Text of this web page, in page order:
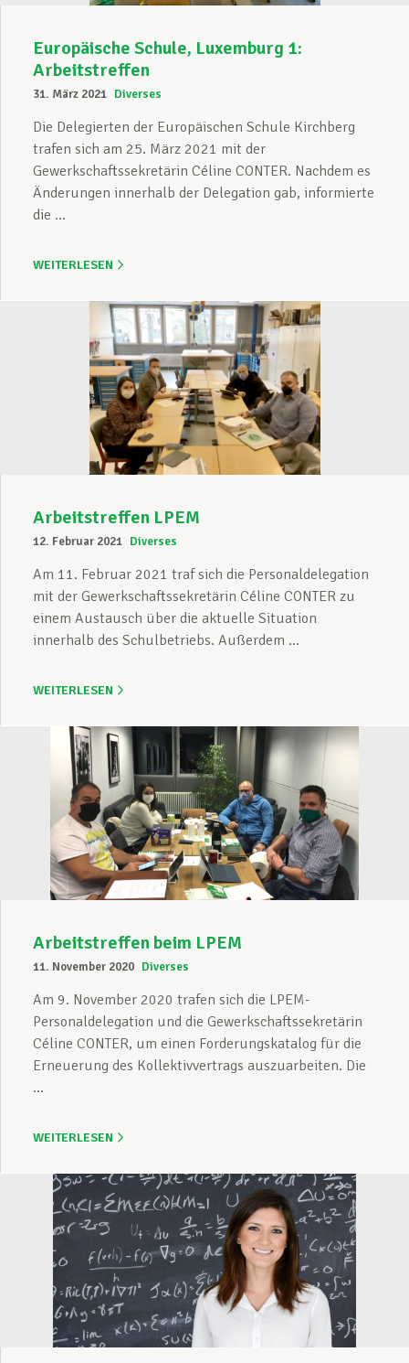
Europäische Schule, Luxemburg 1:
Arbeitstreffen
31. März 2021 Diverses
Die Delegierten der Europäischen Schule Kirchberg
trafen sich am 25. März 2021 mit der
Gewerkschaftssekretärin Céline CONTER. Nachdem es
Änderungen innerhalb der Delegation gab, informierte
die ...
WEITERLESEN
Arbeitstreffen LPEM
12. Februar 2021 Diverses
Am 11. Februar 2021 traf sich die Personaldelegation
mit der Gewerkschaftssekretärin Céline CONTER zu
einem Austausch über die aktuelle Situation
innerhalb des Schulbetriebs. Außerdem ...
WEITERLESEN
Arbeitstreffen beim LPEM
11. November 2020 Diverses
Am 9. November 2020 trafen sich die LPEM-
Personaldelegation und die Gewerkschaftssekretärin
Céline CONTER, um einen Forderungskatalog für die
Erneuerung des Kollektivvertrags auszuarbeiten. Die
...
WEITERLESEN